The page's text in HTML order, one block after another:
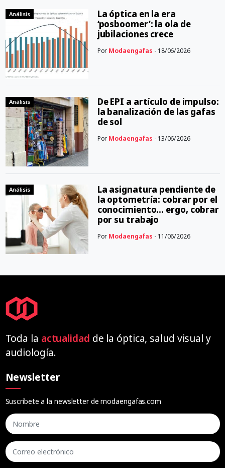
Análisis
La óptica en la era
‘posboomer’: la ola de
jubilaciones crece
Por Modaengafas - 18/06/2026
Análisis
De EPI a artículo de impulso:
la banalización de las gafas
de sol
Por Modaengafas - 13/06/2026
Análisis
La asignatura pendiente de
la optometría: cobrar por el
conocimiento… ergo, cobrar
por su trabajo
Por Modaengafas - 11/06/2026
Toda la actualidad de la óptica, salud visual y
audiología.
Newsletter
Suscríbete a la newsletter de modaengafas.com